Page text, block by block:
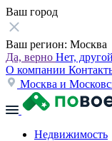
Ваш город
Ваш регион: Москва
Да, верно Нет, другой
О компании
Москва и
Недвижимость